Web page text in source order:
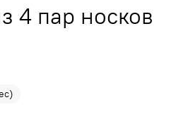
4 пар носков